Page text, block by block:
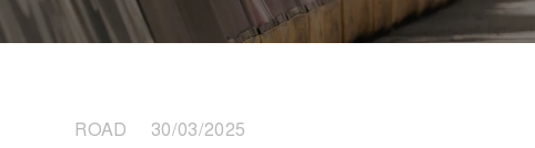
ROAD 30/03/2025